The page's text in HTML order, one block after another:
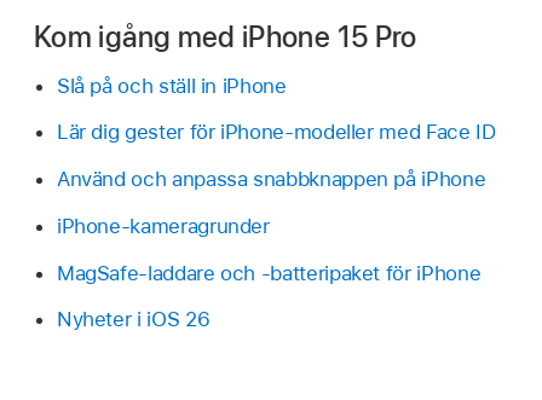
Kom igång med iPhone 15 Pro
Slå på och ställ in iPhone
Lär dig gester för iPhone-modeller med Face ID
Använd och anpassa snabbknappen på iPhone
iPhone-kameragrunder
MagSafe-laddare och -batteripaket för iPhone
Nyheter i iOS 26